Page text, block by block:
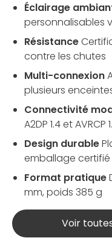
Éclairage
personnalisables
Résistance
contre les chutes
Multi-connexion
plusieurs
Connectivité
A2DP 1.4 et AVRCP
Design durable
emballage certifié
Format pratique
mm, poids 385 g
Voir